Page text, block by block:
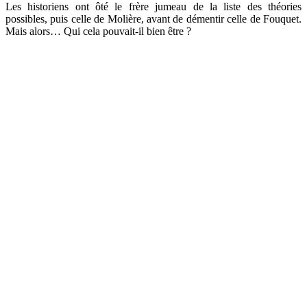
Les historiens ont ôté le frère jumeau de la liste des théories
possibles, puis celle de Molière, avant de démentir celle de Fouquet.
Mais alors… Qui cela pouvait-il bien être ?